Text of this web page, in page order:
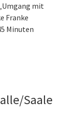
mit
Franke
Minuten
Saale